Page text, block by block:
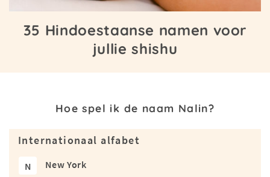
35 Hindoestaanse namen voor
jullie shishu
Hoe spel ik de naam Nalin?
Internationaal alfabet
N New York